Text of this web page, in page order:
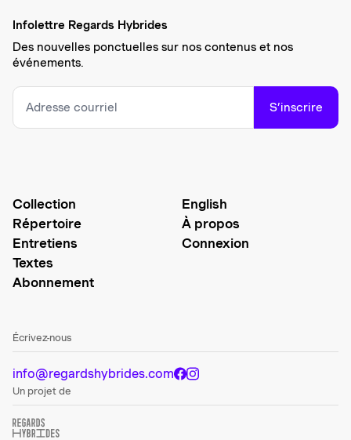
Infolettre Regards Hybrides
Des nouvelles ponctuelles sur nos contenus et nos
événements.
S’inscrire
Collection
Répertoire
Entretiens
Textes
Abonnement
English
À propos
Connexion
Écrivez-nous
info@regardshybrides.com
Un projet de